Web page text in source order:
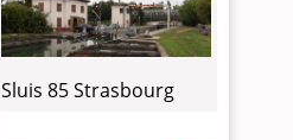
Sluis 85 Strasbourg